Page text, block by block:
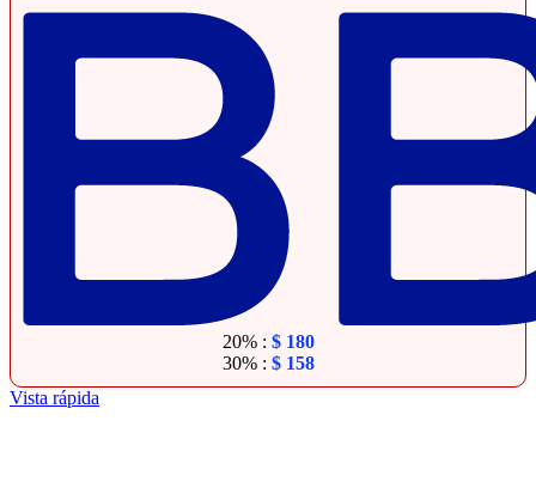
20% : $180
30% : $158
Vista rápida